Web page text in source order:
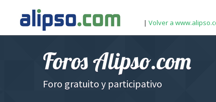
| Volver a
Foros Alipso.com
Foro gratuito y participativo